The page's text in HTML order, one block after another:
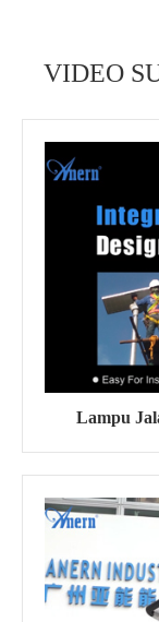
VIDEO
Lampu